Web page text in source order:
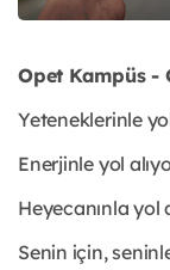
Opet Kampüs -
Yeteneklerinle
Enerjinle yol
Heyecanınla yol
Senin için,